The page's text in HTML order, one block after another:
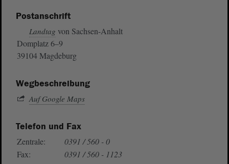
Postanschrift
Landtag von Sachsen-Anhalt
Domplatz 6–9
39104 Magdeburg
Wegbeschreibung
Auf Google Maps
Telefon und Fax
Zentrale:
0391 / 560 - 0
Fax:
0391 / 560 - 1123